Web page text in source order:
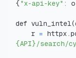
{ "x-api-key" :
def vuln_intel(
    r
=
{API}/search/